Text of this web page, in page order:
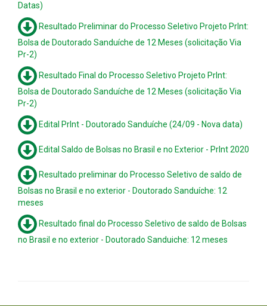
Datas)
Resultado Preliminar do Processo Seletivo Projeto PrInt:
Bolsa de Doutorado Sanduíche de 12 Meses (solicitação Via
Pr-2)
Resultado Final do Processo Seletivo Projeto PrInt:
Bolsa de Doutorado Sanduíche de 12 Meses (solicitação Via
Pr-2)
Edital PrInt - Doutorado Sanduíche (24/09 - Nova data)
Edital Saldo de Bolsas no Brasil e no Exterior - PrInt 2020
Resultado preliminar do Processo Seletivo de saldo de
Bolsas no Brasil e no exterior - Doutorado Sanduíche: 12
meses
Resultado final do Processo Seletivo de saldo de Bolsas
no Brasil e no exterior - Doutorado Sanduiche: 12 meses